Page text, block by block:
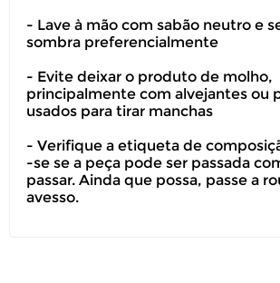
- Lave à mão com sabão neutro e
sombra preferencialmente
- Evite deixar o produto de molho,
principalmente com alvejantes ou
usados para tirar manchas
- Verifique a etiqueta de
-se se a peça pode ser passada
passar. Ainda que possa, passe a
avesso.